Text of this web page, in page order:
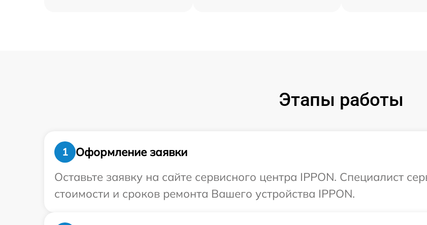
Этапы работы
1
Оформление заявки
Оставьте заявку на сайте сервисного центра IPPON. Специалист
стоимости и сроков ремонта Вашего устройства IPPON.